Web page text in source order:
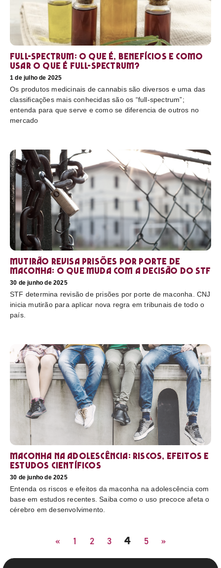
Full-Spectrum: O que é, benefícios e como
usar O que é full-spectrum?
1 de julho de 2025
Os produtos medicinais de cannabis são diversos e uma das
classificações mais conhecidas são os “full-spectrum”;
entenda para que serve e como se diferencia de outros no
mercado
Mutirão revisa prisões por porte de
maconha: o que muda com a decisão do STF
30 de junho de 2025
STF determina revisão de prisões por porte de maconha. CNJ
inicia mutirão para aplicar nova regra em tribunais de todo o
país.
Maconha na adolescência: riscos, efeitos e
estudos científicos
30 de junho de 2025
Entenda os riscos e efeitos da maconha na adolescência com
base em estudos recentes. Saiba como o uso precoce afeta o
cérebro em desenvolvimento.
« 1 2 3 4 5 »